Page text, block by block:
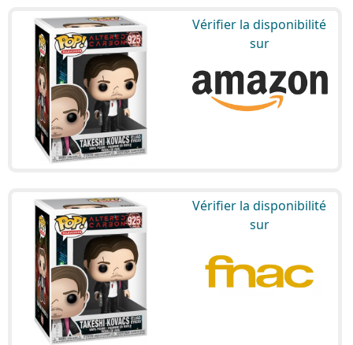
Vérifier la disponibilité
sur
Vérifier la disponibilité
sur